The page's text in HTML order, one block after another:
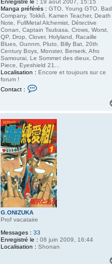
Enregistré le : 19 août 2007, 15:15
Manga préférés : GTO, Young GTO, Bad
Company, Tokkô, Kamen Teacher, Death
Note, FullMetal Alchemist, Détective
Conan, Captain Tsubasa, Crows, Worst,
QP, Drop, Clover, Holyland, Racaille
Blues, Gunnm, Pluto, Billy Bat, 20th
Century Boys, Monster, Berserk, Afro
Samourai, Le Sommet des dieux, One
Piece, Eyeshield 21...
Localisation : Encore et toujours sur ce
forum !
Contact :
a
c
t
e
r
A
n
t
G.ONIZUKA
Prof vacataire
Messages : 33
Enregistré le : 08 juin 2009, 16:44
Localisation : Shonan